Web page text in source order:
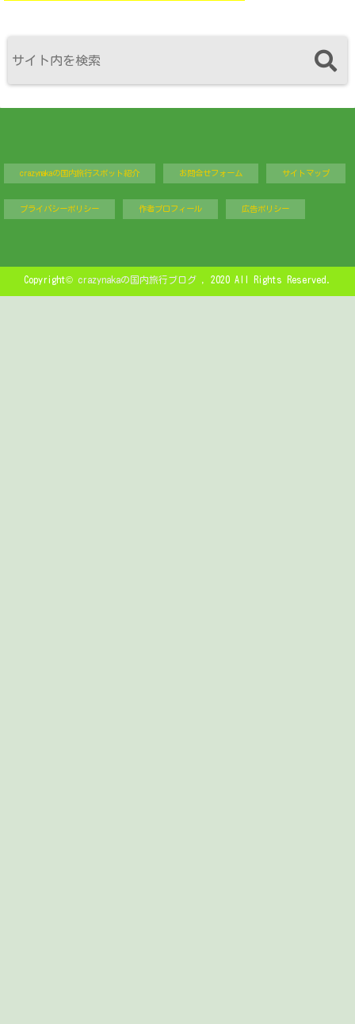
crazynakaの国内旅行スポット紹介 お問合せフォーム サイトマップ
プライバシーポリシー 作者プロフィール 広告ポリシー
Copyright© crazynakaの国内旅行ブログ , 2020 All Rights Reserved.